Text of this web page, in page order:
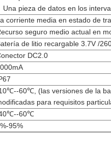
Una pieza de datos en los
corriente media en estado de
seguro medio actual en
de litio recargable 3.7V /
DC2.0
60℃, (las versiones de la
para requisitos
60℃
95%